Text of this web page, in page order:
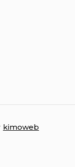
kimoweb